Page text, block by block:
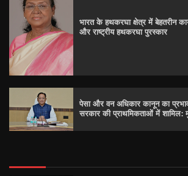
भारत के हथकरघा क्षेत्र में बेहतरीन
और राष्ट्रीय हथकरघा पुरस्कार
पेसा और वन अधिकार कानून का
सरकार की प्राथमिकताओं में शामिल: